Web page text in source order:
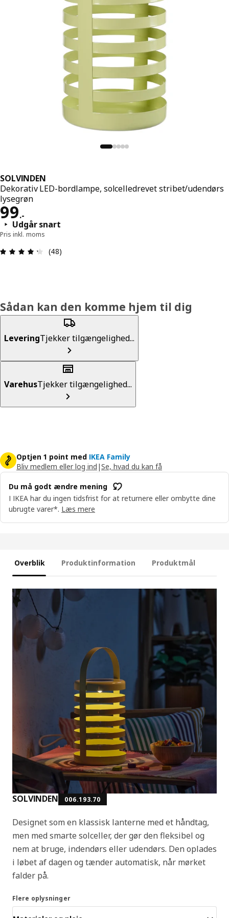
SOLVINDEN
Dekorativ LED-bordlampe, solcelledrevet stribet/udendørs
lysegrøn
99.-
Pris 99.-
Udgår snart
Pris inkl. moms
Anmeldelse: 4.3 Ud af 5 Stjerner. Anmeldelser i
(48)
Sådan kan den komme hjem til dig
LeveringTjekker tilgængelighed...
VarehusTjekker tilgængelighed...
Optjen 1 point med IKEA Family
Bliv medlem eller log ind |Se, hvad du kan få
Du må godt ændre mening
I IKEA har du ingen tidsfrist for at returnere eller ombytte dine
ubrugte varer*. Læs mere
Overblik Produktinformation Produktmål
SOLVINDEN 006.193.70
Designet som en klassisk lanterne med et håndtag,
men med smarte solceller, der gør den fleksibel og
nem at bruge, indendørs eller udendørs. Den oplades
i løbet af dagen og tænder automatisk, når mørket
falder på.
Flere oplysninger